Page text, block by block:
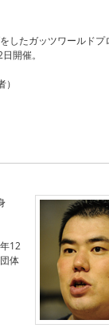
したガッツワールドプ
開催。
12
体